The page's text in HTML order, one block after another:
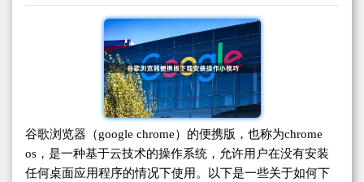
谷歌浏览器（google chrome）的便携版，也称为chrome
os，是一种基于云技术的操作系统，允许用户在没有安装
任何桌面应用程序的情况下使用。以下是一些关于如何下